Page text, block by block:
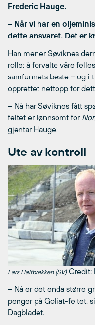
Frederic Hauge.
– Når vi har en
dette ansvaret. Det er
Han mener Søviknes
rolle: å forvalte våre
samfunnets beste – og i
opprettet nettopp for
– Nå har Søviknes fått
feltet er lønnsomt for
gjentar Hauge.
Ute av kontroll
Lars Haltbrekken (SV) Credit:
– Nå er det enda større
penger på Goliat-feltet,
Dagbladet.